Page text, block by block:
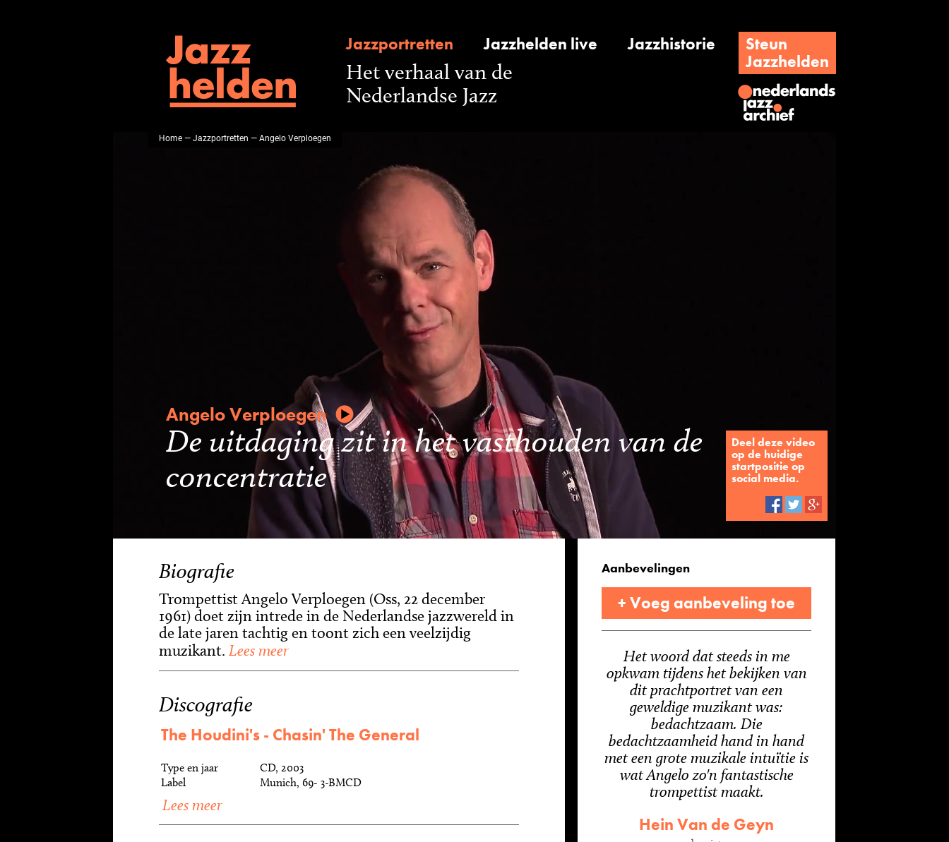
Jazzportretten Jazzhelden live Jazzhistorie
Steun
Jazzhelden
Het verhaal van de
Nederlandse Jazz
Home—Jazzportretten — Angelo Verploegen
Angelo Verploegen
De uitdaging zit in het vasthouden van de
concentratie
Deel deze video
op de huidige
startpositie op
social media.
Biografie
Trompettist Angelo Verploegen (Oss, 22 december
1961) doet zijn intrede in de Nederlandse jazzwereld in
de late jaren tachtig en toont zich een veelzijdig
muzikant. Lees meer
Discografie
The Houdini's - Chasin' The General
Type en jaar
CD, 2003
Label
Munich, 69- 3-BMCD
Lees meer
Aanbevelingen
+ Voeg aanbeveling toe
Het woord dat steeds in me
opkwam tijdens het bekijken van
dit prachtportret van een
geweldige muzikant was:
bedachtzaam. Die
bedachtzaamheid hand in hand
met een grote muzikale intuïtie is
wat Angelo zo'n fantastische
trompettist maakt.
Hein Van de Geyn